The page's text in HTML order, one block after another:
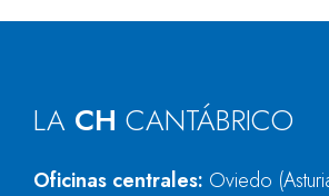
LA CH CANTÁBRICO
Oficinas centrales: Oviedo